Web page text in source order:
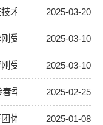
术协同推广培训会成
2025-03-20
受邀为吉林省人参标
2025-03-10
受邀为通化县委理论
2025-03-10
季培训及产业发展调
2025-02-25
体标准评审会2025-01-08